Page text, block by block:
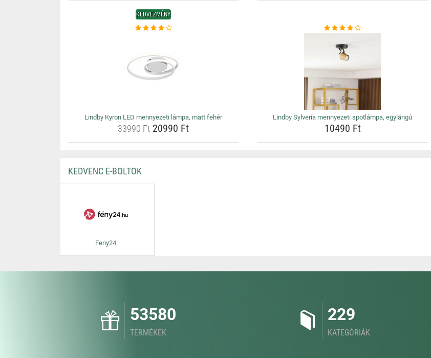
KEDVEZMÉNY
Lindby Kyron LED mennyezeti lámpa, matt fehér
33990 Ft20990 Ft
Lindby Sylveria mennyezeti spotlámpa, egylángú
10490 Ft
KEDVENC E-BOLTOK
Feny24
53580
TERMÉKEK
229
KATEGÓRIÁK